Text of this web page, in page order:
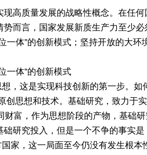
高质量发展的战略性概念。在任
而言，国家发展新质生产力至少
一体”的创新模式；坚持开放的大环
一体”的创新模式
，这是实现科技创新的第一步。如
思想和技术。基础研究，致力于
富，作为思想阶段的产物，基础
研究投入，但是一个不争的事实
家，这一局面至今仍没有发生根本